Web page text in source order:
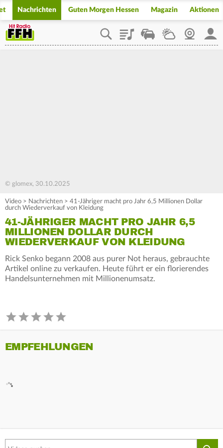
Nachrichten Guten Morgen Hessen Magazin Aktionen
PlaylistStaupilotWetterWebcam
© glomex, 30.10.2025
Video > Nachrichten > 41-Jähriger macht pro Jahr 6,5 Millionen Dollar
durch Wiederverkauf von Kleidung
41-JÄHRIGER MACHT PRO JAHR 6,5
MILLIONEN DOLLAR DURCH
WIEDERVERKAUF VON KLEIDUNG
Rick Senko begann 2008 aus purer Not heraus, gebrauchte
Artikel online zu verkaufen. Heute führt er ein florierendes
Handelsunternehmen mit Millionenumsatz.
EMPFEHLUNGEN